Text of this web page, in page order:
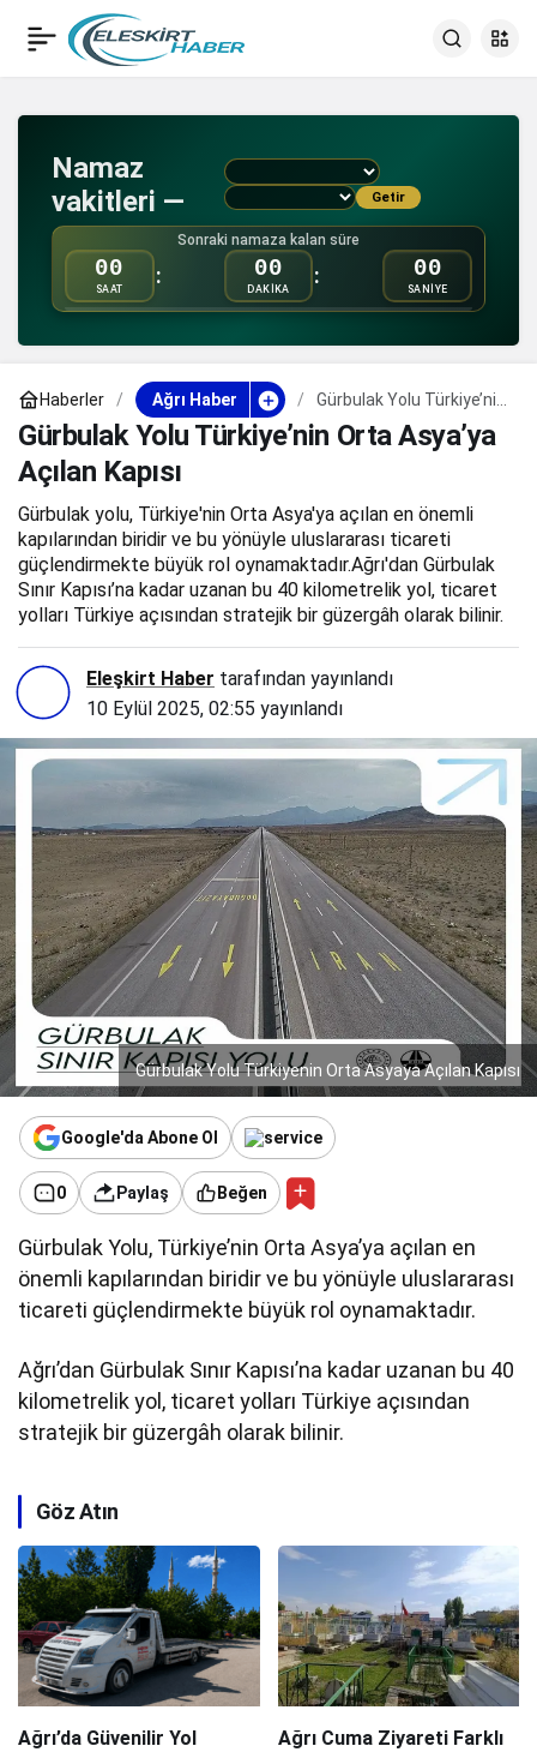
Namaz
vakitleri —
Getir
Sonraki namaza kalan süre
00
SAAT
: 00
DAKİKA
: 00
SANİYE
Haberler Ağrı Haber
Gürbulak Yolu Türkiye’nin
Orta Asya’ya Açılan
Kapısı
Gürbulak Yolu Türkiye’nin Orta Asya’ya
Açılan Kapısı
Gürbulak yolu, Türkiye'nin Orta Asya'ya açılan en önemli
kapılarından biridir ve bu yönüyle uluslararası ticareti
güçlendirmekte büyük rol oynamaktadır.Ağrı'dan Gürbulak
Sınır Kapısı’na kadar uzanan bu 40 kilometrelik yol, ticaret
yolları Türkiye açısından stratejik bir güzergâh olarak bilinir.
Eleşkirt Haber tarafından yayınlandı
10 Eylül 2025, 02:55 yayınlandı
Gürbulak Yolu Türkiyenin Orta Asyaya Açılan Kapısı
Google'da Abone Ol
0 Paylaş Beğen
Gürbulak Yolu, Türkiye’nin Orta Asya’ya açılan en
önemli kapılarından biridir ve bu yönüyle uluslararası
ticareti güçlendirmekte büyük rol oynamaktadır.
Ağrı’dan Gürbulak Sınır Kapısı’na kadar uzanan bu 40
kilometrelik yol, ticaret yolları Türkiye açısından
stratejik bir güzergâh olarak bilinir.
Göz Atın
Ağrı’da Güvenilir Yol
Ağrı Cuma Ziyareti Farklı
Gürbulak Yolu
Asya’ya Açılan Kapısı
Paylaş